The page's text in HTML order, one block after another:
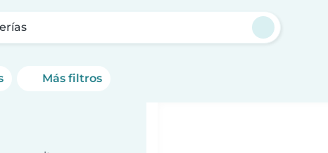
Más filtros